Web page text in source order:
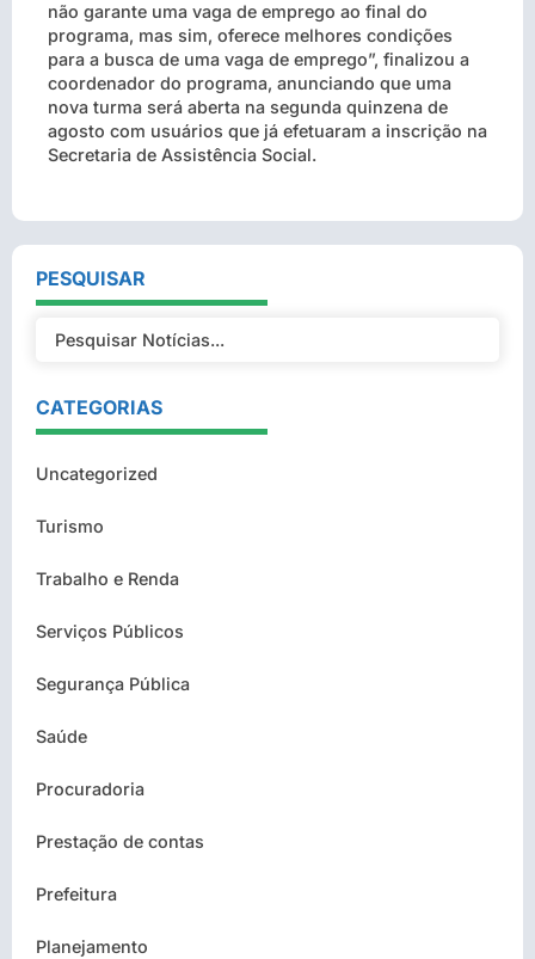
não garante uma vaga de emprego ao final do
programa, mas sim, oferece melhores condições
para a busca de uma vaga de emprego”, finalizou a
coordenador do programa, anunciando que uma
nova turma será aberta na segunda quinzena de
agosto com usuários que já efetuaram a inscrição na
Secretaria de Assistência Social.
PESQUISAR
CATEGORIAS
Uncategorized
Turismo
Trabalho e Renda
Serviços Públicos
Segurança Pública
Saúde
Procuradoria
Prestação de contas
Prefeitura
Planejamento